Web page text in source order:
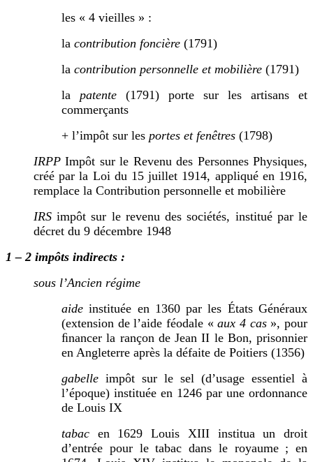
les « 4 vieilles » :
la contribution foncière (1791)
la contribution personnelle et mobilière (1791)
la patente (1791) porte sur les artisans et
commerçants
+ l’impôt sur les portes et fenêtres (1798)
IRPP Impôt sur le Revenu des Personnes Physiques,
créé par la Loi du 15 juillet 1914, appliqué en 1916,
remplace la Contribution personnelle et mobilière
IRS impôt sur le revenu des sociétés, institué par le
décret du 9 décembre 1948
1 – 2 impôts indirects :
sous l’Ancien régime
aide instituée en 1360 par les États Généraux
(extension de l’aide féodale «aux 4 cas», pour
ﬁnancer la rançon de Jean II le Bon, prisonnier
en Angleterre après la défaite de Poitiers (1356)
gabelle impôt sur le sel (d’usage essentiel à
l’époque) instituée en 1246 par une ordonnance
de Louis IX
tabac en 1629 Louis XIII institua un droit
d’entrée pour le tabac dans le royaume ; en